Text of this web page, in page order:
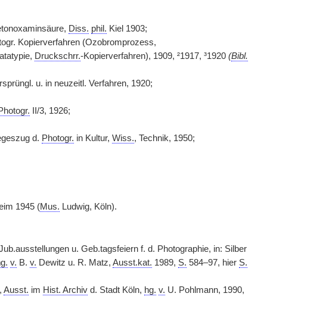
Diss. phil. Kiel 1903;
Kopierverfahren (Ozobromprozess,
Druckschrr.-Kopierverfahren), 1909, ²1917, ³1920 (Bibl.
u. in neuzeitl. Verfahren, 1920;
II/3, 1926;
d. Photogr. in Kultur, Wiss., Technik, 1950;
1945 (Mus. Ludwig, Köln).
u. Geb.tagsfeiern f. d. Photographie, in: Silber
v. B. v. Dewitz u. R. Matz, Ausst.kat. 1989, S. 584–97, hier S.
Ausst. im Hist. Archivd. Stadt Köln, hg. v. U. Pohlmann, 1990,